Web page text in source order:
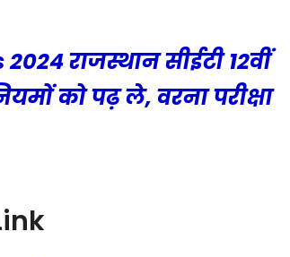
राजस्थान सीईटी 12वीं
को पढ़ ले, वरना परीक्षा